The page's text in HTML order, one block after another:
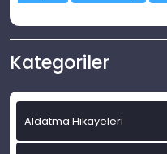
Kategoriler
Aldatma Hikayeleri